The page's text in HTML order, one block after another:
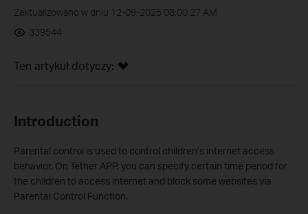
Zaktualizowano w dniu 12-09-2025 08:00:27 AM
339544
Ten artykuł dotyczy:
Introduction
Parental control is used to control children’s internet access
behavior. On Tether APP, you can specify certain time period for
the children to access internet and block some websites via
Parental Control Function.